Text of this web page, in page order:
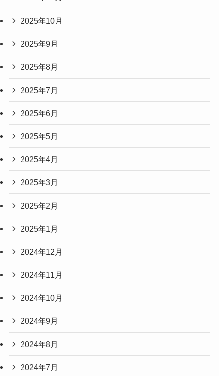
2025年10月
2025年9月
2025年8月
2025年7月
2025年6月
2025年5月
2025年4月
2025年3月
2025年2月
2025年1月
2024年12月
2024年11月
2024年10月
2024年9月
2024年8月
2024年7月